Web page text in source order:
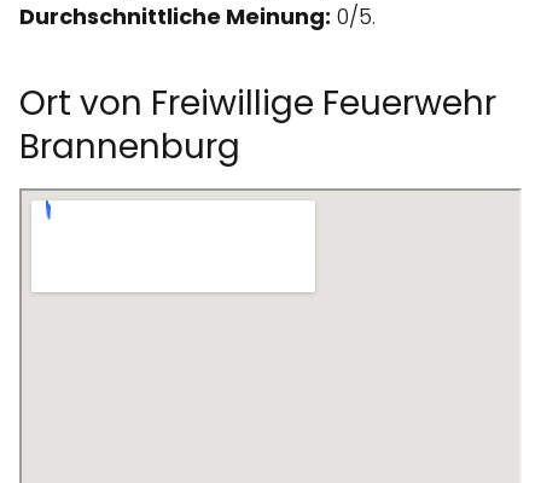
Durchschnittliche Meinung: 0/5.
Ort von Freiwillige Feuerwehr
Brannenburg